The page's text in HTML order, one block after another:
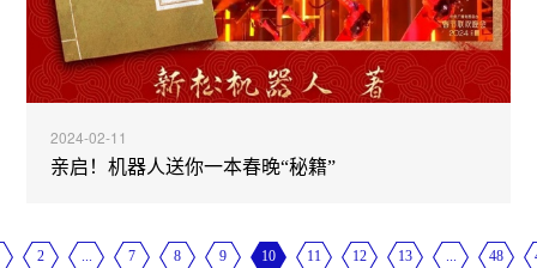
2024-02-11
亲启！机器人送你一本春晚“秘籍”
2 ... 7 8 9 10 11 12 13 ... 48